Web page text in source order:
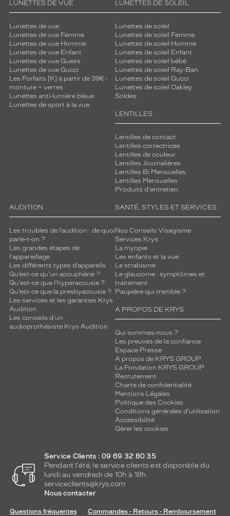
LUNETTES DE VUE
Lunettes de vue
Lunettes de vue Femme
Lunettes de vue Homme
Lunettes de vue Enfant
Lunettes de vue Guess
Lunettes de vue Gucci
Les Forfaits [K] à partir de 39€ -
monture + verres
Lunettes anti-lumière bleue
Lunettes de sport à la vue
LUNETTES DE SOLEIL
Lunettes de soleil
Lunettes de soleil Femme
Lunettes de soleil Homme
Lunettes de soleil Enfant
Lunettes de soleil bébé
Lunettes de soleil Ray-Ban
Lunettes de soleil Gucci
Lunettes de soleil Oakley
Soldes
LENTILLES
Lentilles de contact
Lentilles correctrices
Lentilles de couleur
Lentilles Journalières
Lentilles Bi Mensuelles
Lentilles Mensuelles
Produits d'entretien
AUDITION
Les troubles de l’audition : de quoi
parle-t-on ?
Les grandes étapes de
l'appareillage
Les différents types d’appareils
Qu’est-ce qu'un acouphène ?
Qu'est-ce que l'hyperacousie ?
Qu’est-ce que la presbyacousie ?
Les services et les garanties Krys
Audition
Les conseils d'un
audioprothésiste Krys Audition
SANTÉ, STYLES ET SERVICES
Nos Conseils Visagisme
Services Krys
La myopie
Les enfants et la vue
Le strabisme
Le glaucome : symptômes et
traitement
Paupière qui tremble ?
A PROPOS DE KRYS
Qui sommes-nous ?
Les preuves de la confiance
Espace Presse
A propos de KRYS GROUP
La Fondation KRYS GROUP
Recrutement
Charte de confidentialité
Mentions Légales
Politique des Cookies
Conditions générales d'utilisation
Accessibilité
Gérer les cookies
Service Clients : 09 69 32 80 35
Pendant l'été, le service clients est disponible du
lundi au vendredi de 10h à 18h.
serviceclients@krys.com
Nous contacter
Questions fréquentes
Commandes - Retours - Remboursement